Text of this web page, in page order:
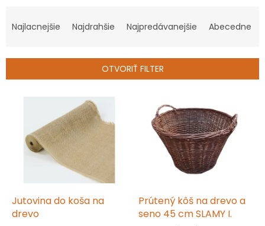
a
i
Najlacnejšie Najdrahšie Najpredávanejšie Abecedne
OTVORIŤ FILTER
d
u
Jutovina do koša na
drevo
Prútený kôš na drevo a
seno 45 cm SLAMY I.